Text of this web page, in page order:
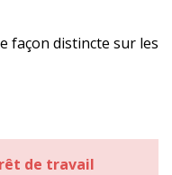
façon distincte sur les
de travail